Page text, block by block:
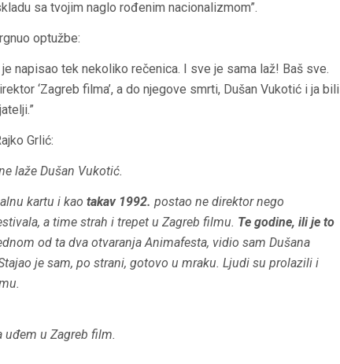
sa tvojim naglo rođenim nacionalizmom”.
optužbe:
je napisao tek nekoliko rečenica. I sve je sama laž! Baš sve.
‘Zagreb filma’, a do njegove smrti, Dušan Vukotić i ja bili
Grlić:
laže Dušan Vukotić.
kartu i kao takav 1992. postao ne direktor nego
a time strah i trepet u Zagreb filmu. Te godine, ili je to
od ta dva otvaranja Animafesta, vidio sam Dušana
je sam, po strani, gotovo u mraku. Ljudi su prolazili i
uđem u Zagreb film.